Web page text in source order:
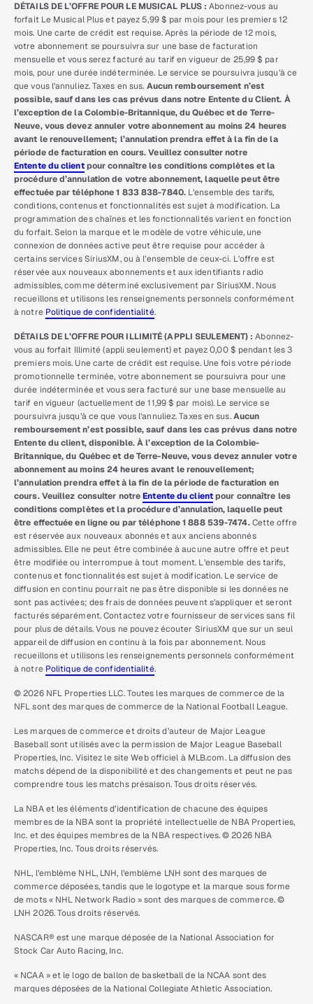
DÉTAILS DE L’OFFRE POUR LE MUSICAL PLUS : Abonnez-vous au
forfait Le Musical Plus et payez 5,99 $ par mois pour les premiers 12
mois. Une carte de crédit est requise. Après la période de 12 mois,
votre abonnement se poursuivra sur une base de facturation
mensuelle et vous serez facturé au tarif en vigueur de 25,99 $ par
mois, pour une durée indéterminée. Le service se poursuivra jusqu’à ce
que vous l’annuliez. Taxes en sus. Aucun remboursement n’est
possible, sauf dans les cas prévus dans notre Entente du Client. À
l’exception de la Colombie-Britannique, du Québec et de Terre-
Neuve, vous devez annuler votre abonnement au moins 24 heures
avant le renouvellement; l’annulation prendra effet à la fin de la
période de facturation en cours. Veuillez consulter notre
Entente du clientpour connaître les conditions complètes et la
procédure d’annulation de votre abonnement, laquelle peut être
effectuée par téléphone 1 833 838-7840.L’ensemble des tarifs,
conditions, contenus et fonctionnalités est sujet à modification. La
programmation des chaînes et les fonctionnalités varient en fonction
du forfait. Selon la marque et le modèle de votre véhicule, une
connexion de données active peut être requise pour accéder à
certains services SiriusXM, ou à l’ensemble de ceux-ci. L’offre est
réservée aux nouveaux abonnements et aux identifiants radio
admissibles, comme déterminé exclusivement par SiriusXM. Nous
recueillons et utilisons les renseignements personnels conformément
à notre Politique de confidentialité.
DÉTAILS DE L’OFFRE POUR ILLIMITÉ (APPLI SEULEMENT) : Abonnez-
vous au forfait Illimité (appli seulement) et payez 0,00 $ pendant les 3
premiers mois. Une carte de crédit est requise. Une fois votre période
promotionnelle terminée, votre abonnement se poursuivra pour une
durée indéterminée et vous sera facturé sur une base mensuelle au
tarif en vigueur (actuellement de 11,99 $ par mois). Le service se
poursuivra jusqu’à ce que vous l’annuliez. Taxes en sus.Aucun
remboursement n’est possible, sauf dans les cas prévus dans notre
Entente du client, disponible. À l’exception de la Colombie-
Britannique, du Québec et de Terre-Neuve, vous devez annuler votre
abonnement au moins 24 heures avant le renouvellement;
l’annulation prendra effet à la fin de la période de facturation en
cours. Veuillez consulter notreEntente du clientpour connaître les
conditions complètes et la procédure d’annulation, laquelle peut
être effectuée en ligne ou par téléphone 1 888 539-7474.Cette offre
est réservée aux nouveaux abonnés et aux anciens abonnés
admissibles. Elle ne peut être combinée à aucune autre offre et peut
être modifiée ou interrompue à tout moment. L’ensemble des tarifs,
contenus et fonctionnalités est sujet à modification. Le service de
diffusion en continu pourrait ne pas être disponible si les données ne
sont pas activées; des frais de données peuvent s’appliquer et seront
facturés séparément. Contactez votre fournisseur de services sans fil
pour plus de détails. Vous ne pouvez écouter SiriusXM que sur un seul
appareil de diffusion en continu à la fois par abonnement. Nous
recueillons et utilisons les renseignements personnels conformément
à notre Politique de confidentialité.
© 2026 NFL Properties LLC. Toutes les marques de commerce de la
NFL sont des marques de commerce de la National Football League.
Les marques de commerce et droits d’auteur de Major League
Baseball sont utilisés avec la permission de Major League Baseball
Properties, Inc. Visitez le site Web officiel à MLB.com. La diffusion des
matchs dépend de la disponibilité et des changements et peut ne pas
comprendre tous les matchs présaison. Tous droits réservés.
La NBA et les éléments d’identification de chacune des équipes
membres de la NBA sont la propriété intellectuelle de NBA Properties,
Inc. et des équipes membres de la NBA respectives. © 2026 NBA
Properties, Inc. Tous droits réservés.
NHL, l’emblème NHL, LNH, l’emblème LNH sont des marques de
commerce déposées, tandis que le logotype et la marque sous forme
de mots « NHL Network Radio » sont des marques de commerce. ©
LNH 2026. Tous droits réservés.
NASCAR® est une marque déposée de la National Association for
Stock Car Auto Racing, Inc.
« NCAA » et le logo de ballon de basketball de la NCAA sont des
marques déposées de la National Collegiate Athletic Association.